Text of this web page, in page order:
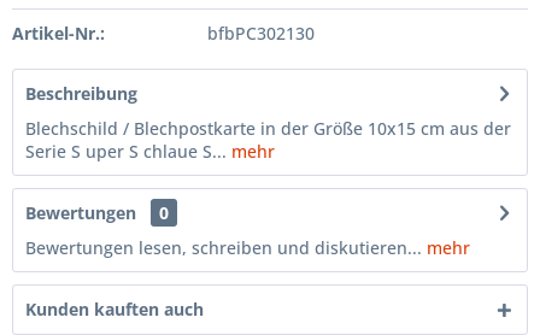
Artikel-Nr.: bfbPC302130
Beschreibung
Blechschild / Blechpostkarte in der Größe 10x15 cm aus der
Serie S uper S chlaue S... mehr
Bewertungen
0
Bewertungen lesen, schreiben und diskutieren... mehr
Kunden kauften auch